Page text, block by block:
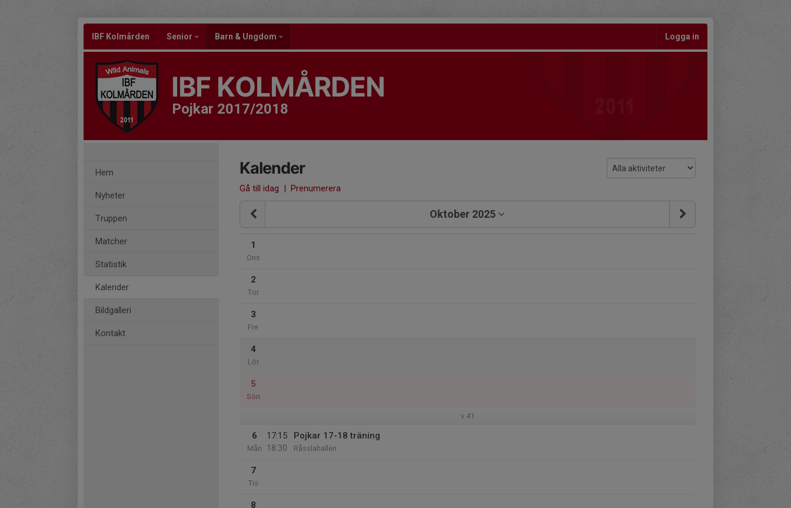
IBF Kolmården Senior Barn & Ungdom Logga in
IBF KOLMÅRDEN
Pojkar 2017/2018
Hem
Nyheter
Truppen
Matcher
Statistik
Kalender
Bildgalleri
Kontakt
Kalender
Gå till idag | Prenumerera
Oktober 2025
1
Ons
2
Tor
3
Fre
4
Lör
5
Sön
v.41
6
Mån
17:15
18:30
Pojkar 17-18 träning
Råsslahallen
7
Tis
8